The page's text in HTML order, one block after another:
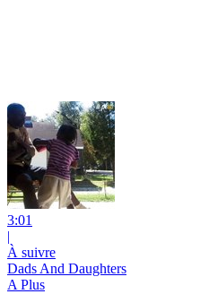
3:01
|
À suivre
Dads And Daughters
A Plus